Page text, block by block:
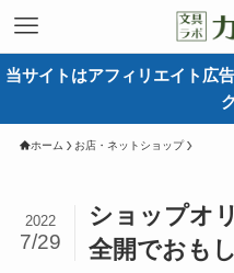
当サイトはアフィリエイト広
ホーム お店・ネットショップ
ショップオ
全開でおも
2022
7/29